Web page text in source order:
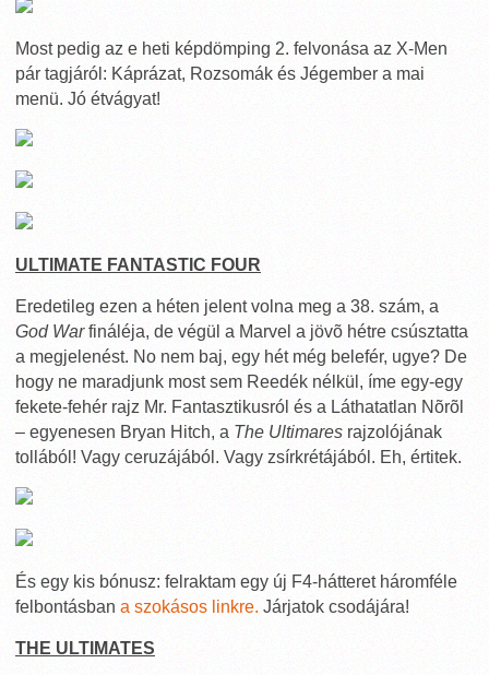
Most pedig az e heti képdömping 2. felvonása az X-Men
pár tagjáról: Káprázat, Rozsomák és Jégember a mai
menü. Jó étvágyat!
ULTIMATE FANTASTIC FOUR
Eredetileg ezen a héten jelent volna meg a 38. szám, a
God Warfináléja, de végül a Marvel a jövõ hétre csúsztatta
a megjelenést. No nem baj, egy hét még belefér, ugye? De
hogy ne maradjunk most sem Reedék nélkül, íme egy-egy
fekete-fehér rajz Mr. Fantasztikusról és a Láthatatlan Nõrõl
– egyenesen Bryan Hitch, a The Ultimares rajzolójának
tollából! Vagy ceruzájából. Vagy zsírkrétájából. Eh, értitek.
És egy kis bónusz: felraktam egy új F4-hátteret háromféle
felbontásban a szokásos linkre. Járjatok csodájára!
THE ULTIMATES